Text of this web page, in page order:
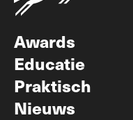
Awards
Educatie
Praktisch
Nieuws